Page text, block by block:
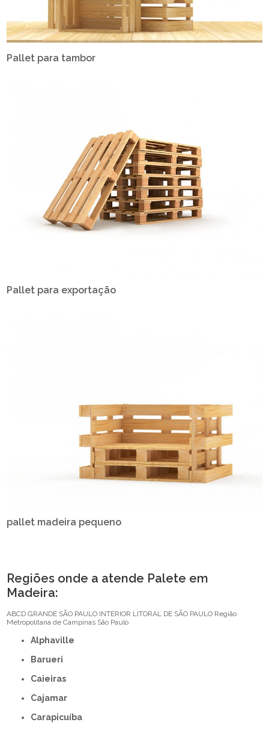
Pallet para tambor
Pallet para exportação
pallet madeira pequeno
Regiões onde a atende Palete em
Madeira:
ABCD GRANDE SÃO PAULO INTERIOR LITORAL DE SÃO PAULO Região
Metropolitana de Campinas São Paulo
Alphaville
Barueri
Caieiras
Cajamar
Carapicuíba